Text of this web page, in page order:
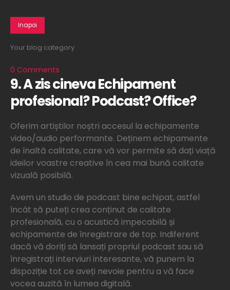
Inapoi
Your blog category
9. A zis cineva Echipament
profesional? Podcast? Office?
Oferim artiștilor noștri accesul la echipamente
video/audio performante. Deținem echipamente
de înaltă calitate, care vă vor permite să dați viață
ideilor voastre creative în cea mai bună calitate
vizuală posibilă.
Avem un studio de podcast bine echipat, astfel
încât să puteți crea conținut de calitate
profesională, cu o acustică impecabilă și
echipamente de înregistrare de top. Indiferent
dacă vă doriți să lansați propriul podcast sau să
înregistrați interviuri interesante, vă punem la
dispoziție tot ce aveți nevoie pentru a vă face
vocea auzită în lumea digitală.
0 Comments